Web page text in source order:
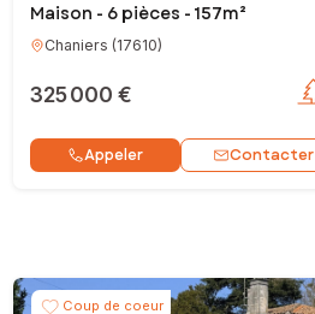
Maison - 6 pièces - 157m²
Chaniers (17610)
325 000 €
Appeler Contacter
Coup de coeur